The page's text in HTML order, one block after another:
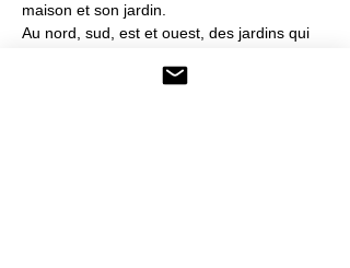
maison et son jardin.
Au nord, sud, est et ouest, des jardins qui
au soleil, à l'eau et à la topographie, sans